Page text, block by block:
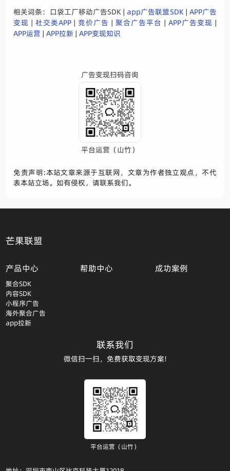
相关词条：口袋工厂移动广告SDK |app广告联盟SDK | APP广告
变现 |社交类APP |竞价广告 |聚合广告平台 | APP广告变现 |
APP运营 |APP拉新 |APP变现知识
广告变现扫码咨询
平台运营（山竹）
免责声明:本站文章来源于互联网，文章为作者独立观点，不代
表本站立场。如有侵权，请联系我们。
芒果联盟
产品中心
聚合SDK
内容SDK
小程序广告
海外聚合广告
app拉新
帮助中心 成功案例
联系我们
微信扫一扫，免费获取变现方案!
平台运营（山竹）